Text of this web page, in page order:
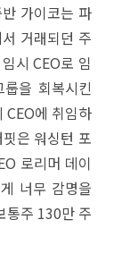
가이코는 파
거래되던 주
시 CEO로 임
을 회복시킨
CEO에 취임하
은 워싱턴 포
로리머 데이
너무 감명을
통주 130만 주